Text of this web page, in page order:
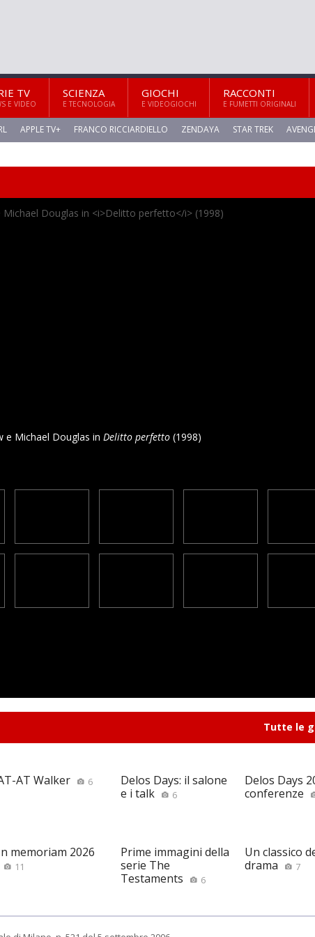
TV
E VIDEO
SCIENZA
E TECNOLOGIA
GIOCHI
E VIDEOGIOCHI
RACCONTI
E FUMETTI ORIGINALI
APPLE TV+ FRANCO RICCIARDIELLO ZENDAYA STAR TREK
e Michael Douglas in Delitto perfetto(1998)
Tutte le
AT Walker 6
Delos Days: il salone
e i talk
6
Delos Days
conferenze
memoriam 2026
11
Prime immagini della
serie The
Testaments
6
Un classico
drama
7